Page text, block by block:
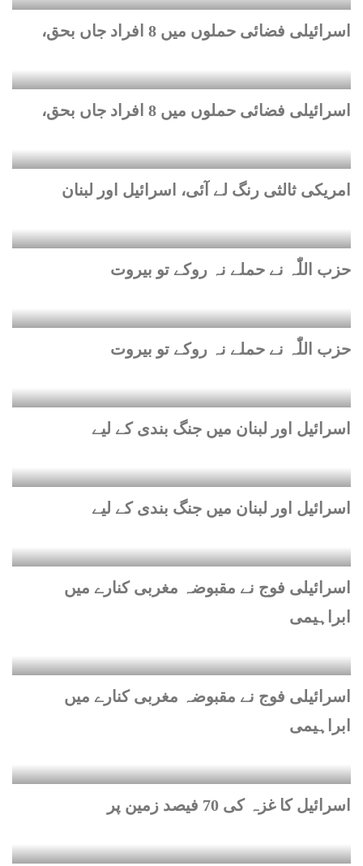
اسرائیلی فضائی حملوں میں 8 افراد جاں بحق،
اسرائیلی فضائی حملوں میں 8 افراد جاں بحق،
امریکی ثالثی رنگ لے آئی، اسرائیل اور لبنان
حزب اللّٰہ نے حملے نہ روکے تو بیروت
حزب اللّٰہ نے حملے نہ روکے تو بیروت
اسرائیل اور لبنان میں جنگ بندی کے لیے
اسرائیل اور لبنان میں جنگ بندی کے لیے
اسرائیلی فوج نے مقبوضہ مغربی کنارے میں
ابراہیمی
اسرائیلی فوج نے مقبوضہ مغربی کنارے میں
ابراہیمی
اسرائیل کا غزہ کی 70 فیصد زمین پر